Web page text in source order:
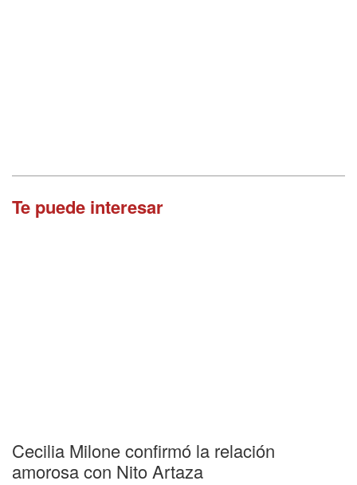
Te puede interesar
Cecilia Milone confirmó la relación
amorosa con Nito Artaza